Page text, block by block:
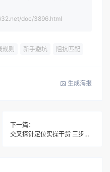
doc/3896.html
规则 新手避坑 阻抗匹配
生成海报
下一篇：
交叉探针定位实操干货 三步到位避开常见报错